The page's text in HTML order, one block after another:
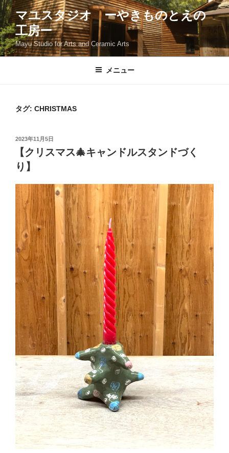
コ
ン
テ
ン
ツ
マユスタジオ ーやきものとえの
工房ー
Mayu Studio for Arts and Ceramic Arts
メニュー
タグ: CHRISTMAS
投
日:
2023年11月5日
【クリスマス🎄キャンドルスタンドづく
り】